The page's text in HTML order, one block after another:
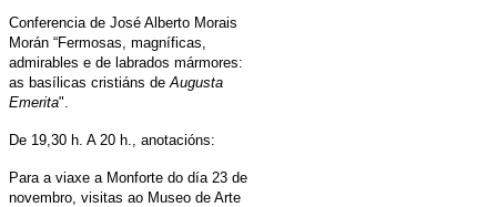
Conferencia de José Alberto Morais
Morán “Fermosas, magníficas,
admirables e de labrados mármores:
as basílicas cristiáns de Augusta
Emerita".
De 19,30 h. A 20 h., anotacións:
Para a viaxe a Monforte do día 23 de
novembro, visitas ao Museo de Arte